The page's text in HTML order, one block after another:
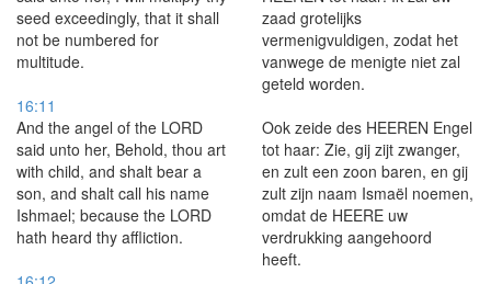
seed exceedingly, that it shall
not be numbered for
multitude.
zaad grotelijks
vermenigvuldigen, zodat het
vanwege de menigte niet zal
geteld worden.
16:11
And the angel of the LORD
said unto her, Behold, thou art
with child, and shalt bear a
son, and shalt call his name
Ishmael; because the LORD
hath heard thy affliction.
Ook zeide des HEEREN Engel
tot haar: Zie, gij zijt zwanger,
en zult een zoon baren, en gij
zult zijn naam Ismaël noemen,
omdat de HEERE uw
verdrukking aangehoord
heeft.